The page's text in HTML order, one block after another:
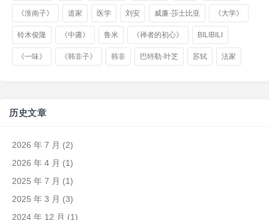
《淮南子》 道家 医学 刘安 威廉·莎士比亚 《大学》
铃木俊隆 《中庸》 鲁米 《禅者的初心》 BILIBILI
《一味》 《韩非子》 韩非 巴特勒·叶芝 苏轼 法家
历史文章
2026 年 7 月 (2)
2026 年 4 月 (1)
2025 年 7 月 (1)
2025 年 3 月 (3)
2024 年 12 月 (1)